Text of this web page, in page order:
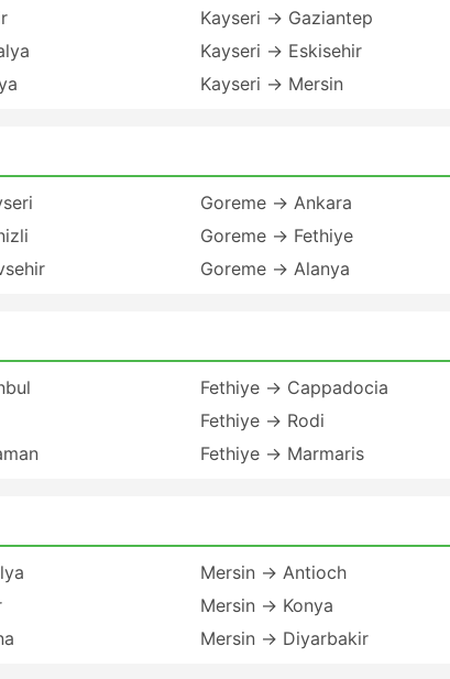
Kayseri → Gaziantep
Kayseri → Eskisehir
Kayseri → Mersin
Goreme → Ankara
Goreme → Fethiye
Goreme → Alanya
Fethiye → Cappadocia
Fethiye → Rodi
Fethiye → Marmaris
Mersin → Antioch
Mersin → Konya
Mersin → Diyarbakir